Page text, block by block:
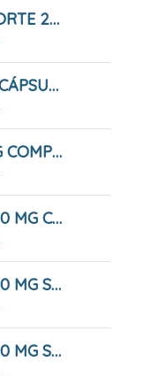
DICLOKERN FORTE 23,2 Mg/g Gel, Tubo De 50 G
DISMEGYN 30 CÁPSULAS
DOLOSTOP 1 G COMPRIMIDOS , 10 Comprimidos
DOLOSTOP 500 MG COMPRIMIDOS , 20 Comprimidos
DOLOSTOP 500 MG SOLUCIÓN ORAL, 10 Sobres 10 Ml
DOLOSTOP 500 MG SOLUCIÓN ORAL, 20 Sobres 10 Ml